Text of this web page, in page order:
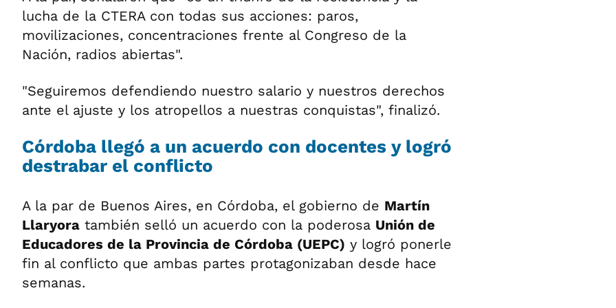
lucha de la CTERA con todas sus acciones: paros,
movilizaciones, concentraciones frente al Congreso de la
Nación, radios abiertas".
"Seguiremos defendiendo nuestro salario y nuestros derechos
ante el ajuste y los atropellos a nuestras conquistas", finalizó.
Córdoba llegó a un acuerdo con docentes y logró
destrabar el conflicto
A la par de Buenos Aires, en Córdoba, el gobierno de Martín
Llaryora también selló un acuerdo con la poderosa Unión de
Educadores de la Provincia de Córdoba (UEPC) y logró ponerle
fin al conflicto que ambas partes protagonizaban desde hace
semanas.